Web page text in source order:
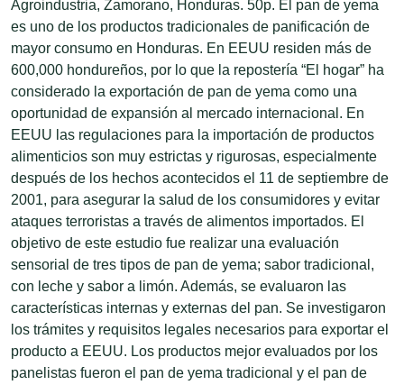
Agroindustria, Zamorano, Honduras. 50p. El pan de yema
es uno de los productos tradicionales de panificación de
mayor consumo en Honduras. En EEUU residen más de
600,000 hondureños, por lo que la repostería “El hogar” ha
considerado la exportación de pan de yema como una
oportunidad de expansión al mercado internacional. En
EEUU las regulaciones para la importación de productos
alimenticios son muy estrictas y rigurosas, especialmente
después de los hechos acontecidos el 11 de septiembre de
2001, para asegurar la salud de los consumidores y evitar
ataques terroristas a través de alimentos importados. El
objetivo de este estudio fue realizar una evaluación
sensorial de tres tipos de pan de yema; sabor tradicional,
con leche y sabor a limón. Además, se evaluaron las
características internas y externas del pan. Se investigaron
los trámites y requisitos legales necesarios para exportar el
producto a EEUU. Los productos mejor evaluados por los
panelistas fueron el pan de yema tradicional y el pan de